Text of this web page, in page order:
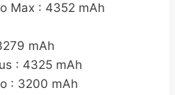
Max : 4352 mAh
mAh
: 4325 mAh
: 3200 mAh